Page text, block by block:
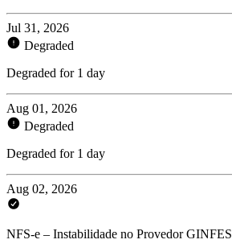
Jul 31, 2026
Degraded
Degraded for 1 day
Aug 01, 2026
Degraded
Degraded for 1 day
Aug 02, 2026
NFS-e – Instabilidade no Provedor GINFES